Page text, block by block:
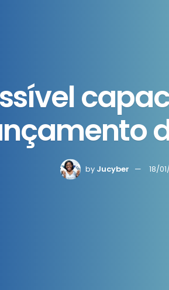
by Jucyber 18/